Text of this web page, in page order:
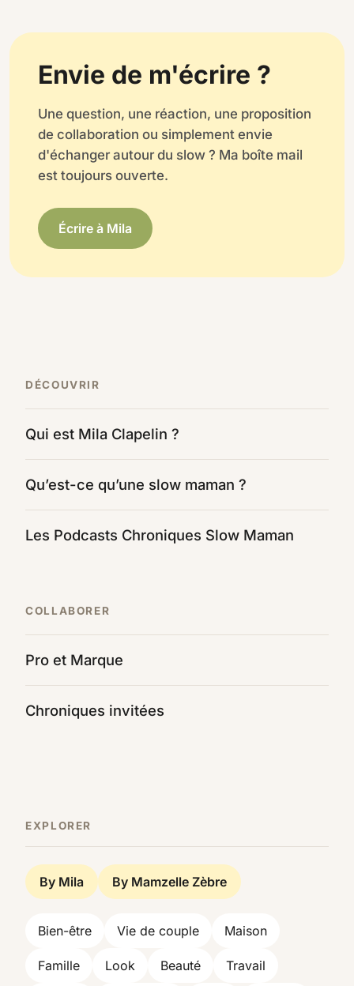
Envie de m'écrire ?
Une question, une réaction, une proposition
de collaboration ou simplement envie
d'échanger autour du slow ? Ma boîte mail
est toujours ouverte.
Écrire à Mila
DÉCOUVRIR
Qui est Mila Clapelin ?
Qu’est-ce qu’une slow maman ?
Les Podcasts Chroniques Slow Maman
COLLABORER
Pro et Marque
Chroniques invitées
EXPLORER
By Mila By Mamzelle Zèbre
Bien-être Vie de couple Maison
Famille Look Beauté Travail